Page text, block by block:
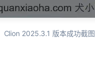
Clion 2025.3.1 版本成功截图